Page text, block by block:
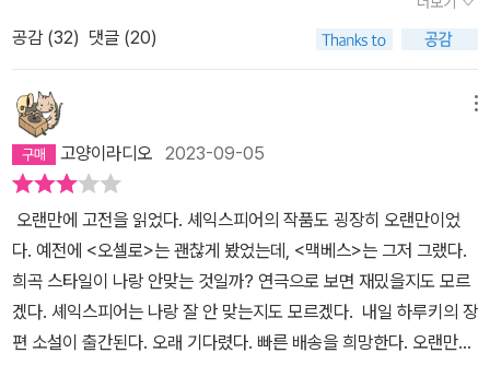
람의 미래를 예측해 주면 점을 보러 온 사람은 이를 확신하게 된다.
(사주를 믿는 사람에 한해서만 이다. 난 믿지 않음...) 그렇다면 점쟁
이를 통해 알게된 미래를, 기다리기만 한다면 이루어지는 걸까? 아니
면 미래를 이루기 위한 행동을 내가 해야만 이루어지는 걸까? 셰익스
피어의 <맥베스>는 이러한 예측된 미래, 누군가의 말 한마디로 결정
된 것처럼 보이는 운명에 대한 비극적인 이야기를 다루고 있는 희곡
작품이다. 전쟁을 승리로 이끌고 복귀하는 ˝맥베스˝와 ˝뱅코˝는 귀향
중 세 마녀를 만나고, 그 둘은 다음과 같은 예언을 듣는다. <맥베스에
대한 예언>마녀 1: 맥베스를 환영하라! 글래미스 영주시다!(현재형.
사실임)마녀 2: 맥베스를 환영하라! 코도의 영주시다!(현재형. 당시
맥베스는 사실인지 모름)마녀 3: 맥베스를 환영하라! 왕이 되실 분이
다.(미래형. 맥베스의 마음속에 내재되어 있는 꿈) <뱅코에 대한 예언
공감 (32) 댓글 (20)
고양이라디오 2023-09-05
오랜만에 고전을 읽었다. 셰익스피어의 작품도 굉장히 오랜만이었
다. 예전에 <오셀로>는 괜찮게 봤었는데, <맥베스>는 그저 그랬다.
희곡 스타일이 나랑 안맞는 것일까? 연극으로 보면 재밌을지도 모르
겠다. 셰익스피어는 나랑 잘 안 맞는지도 모르겠다. 내일 하루키의 장
편 소설이 출간된다. 오래 기다렸다. 빠른 배송을 희망한다. 오랜만에